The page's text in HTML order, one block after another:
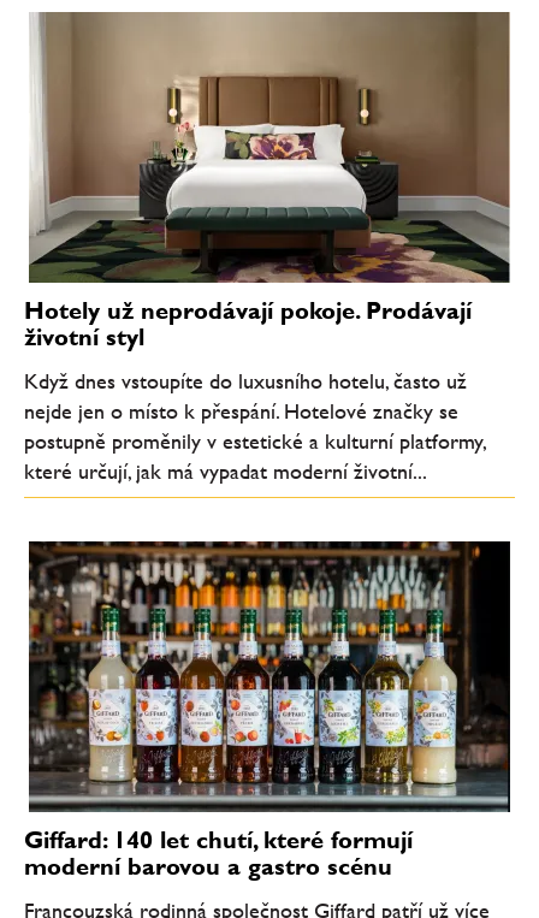
Hotely už neprodávají pokoje. Prodávají
životní styl
Když dnes vstoupíte do luxusního hotelu, často už
nejde jen o místo k přespání. Hotelové značky se
postupně proměnily v estetické a kulturní platformy,
které určují, jak má vypadat moderní životní...
Giffard: 140 let chutí, které formují
moderní barovou a gastro scénu
Francouzská rodinná společnost Giffard patří už více